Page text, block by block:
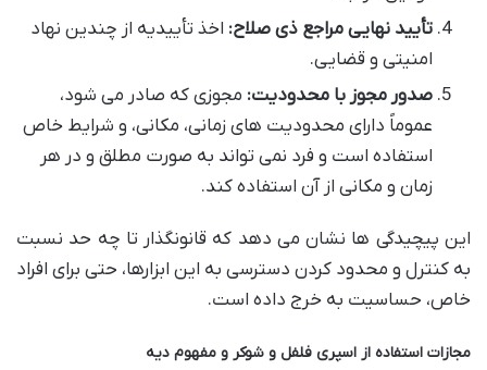
تأیید نهایی مراجع ذی صلاح: اخذ تأییدیه از چندین نهاد
امنیتی و قضایی.
صدور مجوز با محدودیت: مجوزی که صادر می شود،
عموماً دارای محدودیت های زمانی، مکانی، و شرایط خاص
استفاده است و فرد نمی تواند به صورت مطلق و در هر
زمان و مکانی از آن استفاده کند.
این پیچیدگی ها نشان می دهد که قانونگذار تا چه حد نسبت
به کنترل و محدود کردن دسترسی به این ابزارها، حتی برای افراد
خاص، حساسیت به خرج داده است.
مجازات استفاده از اسپری فلفل و شوکر و مفهوم دیه